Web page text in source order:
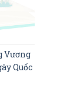
Vương
Quốc